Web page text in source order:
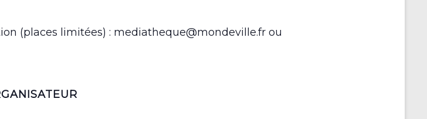
(places limitées) : mediatheque@mondeville.fr ou